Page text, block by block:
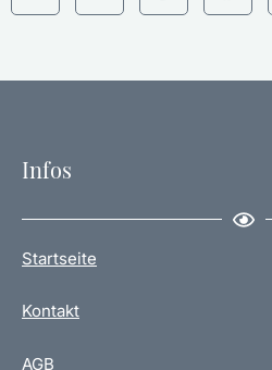
Infos
Startseite
Kontakt
AGB